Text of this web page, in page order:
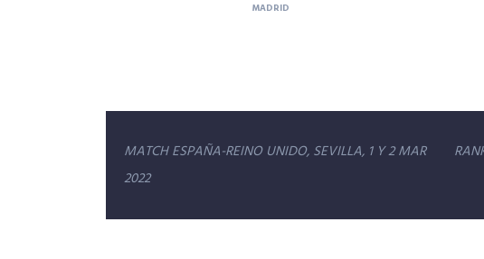
MADRID
Navegación
de
entradas
MATCH ESPAÑA-REINO UNIDO, SEVILLA, 1 Y 2 MAR
2022